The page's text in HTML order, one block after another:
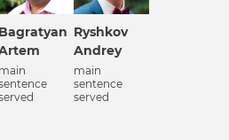
Bagratyan
main
Ryshkov
Andrey
main
sentence
served